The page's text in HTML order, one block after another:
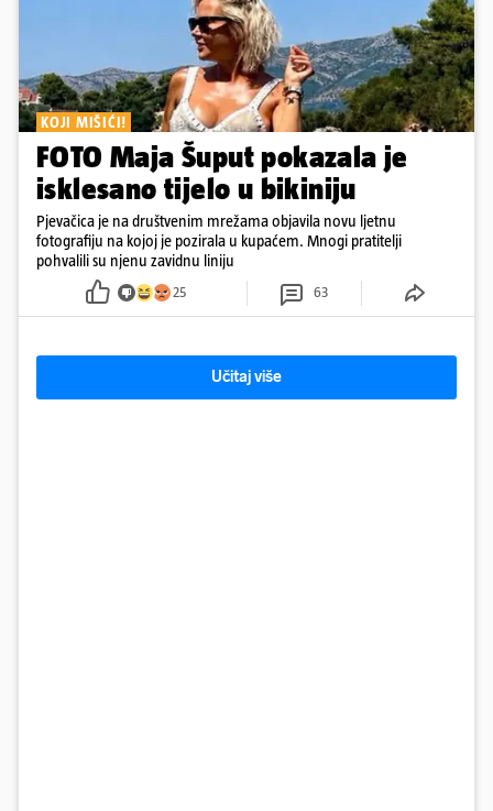
KOJI MIŠIĆI!
FOTO Maja Šuput pokazala je
isklesano tijelo u bikiniju
Pjevačica je na društvenim mrežama objavila novu ljetnu
fotografiju na kojoj je pozirala u kupaćem. Mnogi pratitelji
pohvalili su njenu zavidnu liniju
25 63
Učitaj više